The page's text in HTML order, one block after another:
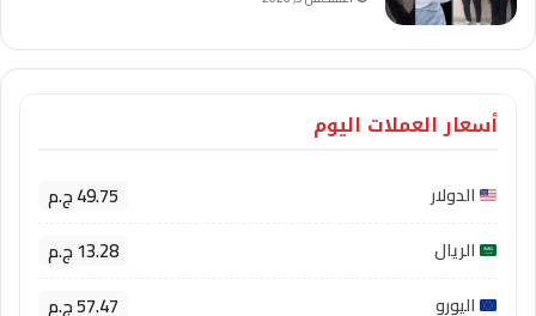
أسعار العملات اليوم
الدولار 49.75 ج.م
الريال 13.28 ج.م
اليورو 57.47 ج.م